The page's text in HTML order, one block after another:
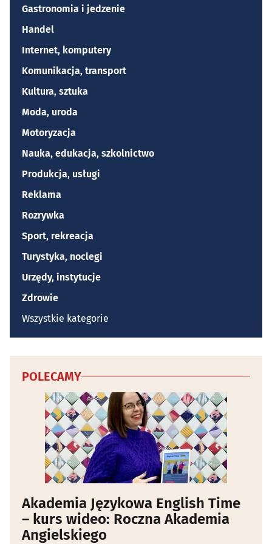
Gastronomia i jedzenie
Handel
Internet, komputery
Komunikacja, transport
Kultura, sztuka
Moda, uroda
Motoryzacja
Nauka, edukacja, szkolnictwo
Produkcja, usługi
Reklama
Rozrywka
Sport, rekreacja
Turystyka, noclegi
Urzędy, instytucje
Zdrowie
Wszystkie kategorie
POLECAMY
Akademia Językowa English Time
– kurs wideo: Roczna Akademia
Angielskiego